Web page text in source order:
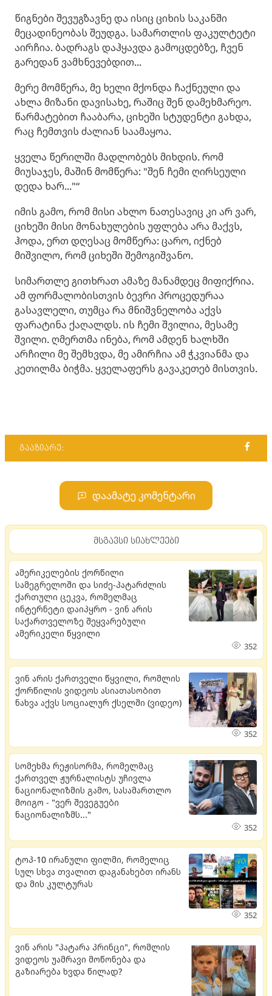
წიგნები შევუგზავნე და ისიც ციხის საკანში
მეცადინეობას შეუდგა. სამართლის ფაკულტეტი
აირჩია. ბადრაგს დაჰყავდა გამოცდებზე, ჩვენ
გარედან ვამხნევებდით...
მერე მომწერა, მე ხელი მქონდა ჩაქნეული და
ახლა მიზანი დავისახე, რაშიც შენ დამეხმარეო.
წარმატებით ჩააბარა, ციხეში სტუდენტი გახდა,
რაც ჩემთვის ძალიან საამაყოა.
ყველა წერილში მადლობებს მიხდის. რომ
მიუსაჯეს, მაშინ მომწერა: "შენ ჩემი ღირსეული
დედა ხარ..."“
იმის გამო, რომ მისი ახლო ნათესავიც კი არ ვარ,
ციხეში მისი მონახულების უფლება არა მაქვს,
ჰოდა, ერთ დღესაც მომწერა: ცარო, იქნებ
მიშვილო, რომ ციხეში შემოგიშვანო.
სიმართლე გითხრათ ამაზე მანამდეც მიფიქრია.
ამ ფორმალობისთვის ბევრი პროცედურაა
გასავლელი, თუმცა რა მნიშვნელობა აქვს
ფარატინა ქაღალდს. ის ჩემი შვილია, მესამე
შვილი. ღმერთმა ინება, რომ ამდენ ხალხში
არჩილი მე შემხვდა, მე ამირჩია ამ ჭკვიანმა და
კეთილმა ბიჭმა. ყველაფერს გავაკეთებ მისთვის.
გააზიარე:
დაამატე კომენტარი
მსგავსი სიახლეები
ამერიკელების ქორწილი
სამეგრელოში და სიძე-პატარძლის
ქართული ცეკვა, რომელმაც
ინტერნეტი დაიპყრო - ვინ არის
საქართველოზე შეყვარებული
ამერიკელი წყვილი
352
ვინ არის ქართველი წყვილი, რომლის
ქორწილის ვიდეოს ასიათასობით
ნახვა აქვს სოციალურ ქსელში (ვიდეო)
352
სომეხმა რეჟისორმა, რომელმაც
ქართველ ჟურნალისტს უჩივლა
ნაციონალიზმის გამო, სასამართლო
მოიგო - "ვერ შევეგუები
ნაციონალიზმს..."
352
ტოპ-10 ირანული ფილმი, რომელიც
სულ სხვა თვალით დაგანახებთ ირანს
და მის კულტურას
352
ვინ არის "პატარა პრინცი", რომლის
ვიდეოს უამრავი მოწონება და
გაზიარება ხვდა წილად?